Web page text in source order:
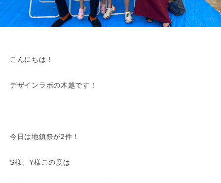
こんにちは！
デザインラボの木越です！
今日は地鎮祭が2件！
S様、Y様この度は